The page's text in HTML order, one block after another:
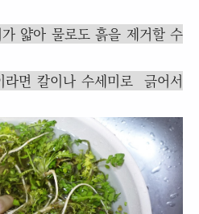
얇아 물로도 흙을 제거할 수
면 칼이나 수세미로 긁어서